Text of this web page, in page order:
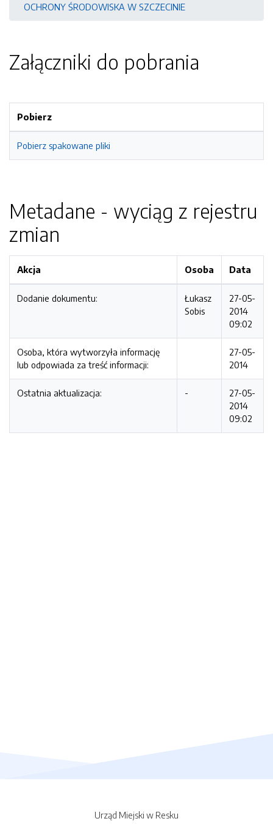
OCHRONY ŚRODOWISKA W SZCZECINIE
Załączniki do pobrania
Pobierz
Pobierz spakowane pliki
Metadane - wyciąg z rejestru
zmian
Akcja Osoba Data
Dodanie dokumentu:
Łukasz
Sobis
27-05-
2014
09:02
Osoba, która wytworzyła informację
lub odpowiada za treść informacji:
27-05-
2014
Ostatnia aktualizacja: -
27-05-
2014
09:02
Urząd Miejski w Resku